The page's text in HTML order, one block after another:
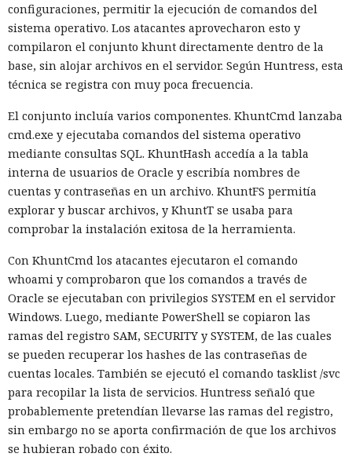
La mejora de rendimiento también afectó a la ejecución del
código. El paso a TypeScript versión 7, reescrito en Go, según
la estimación del equipo de Next.js acelera el
funcionamiento aproximadamente diez veces. En el
servidor, renunciar a la conversión de los web streams a
renderizado permite procesar un 22% más de solicitudes
sin cambiar el código de las aplicaciones.
Entre otras novedades figuran la unificación de la carga útil
para reducir el número de solicitudes de precarga, un
mejor caché de archivos estáticos, la herramienta de
depuración Instant Navigations, que muestra los
versiones para agentes de IA, límites propios de manejo de
errores y compatibilidad con importaciones de archivos tipo
Las conversaciones sobre la pérdida de popularidad de
Next.js en favor de los frameworks Remix, Astro y Gatsby
aún no se confirman en los datos: según el director general
de Vercel, Guillermo Rauch, este año el número de
descargas del framework superó los mil millones — casi el
doble del año pasado, que fue de alrededor de 520 millones.
configuraciones, permitir la ejecución de comandos del
sistema operativo. Los atacantes aprovecharon esto y
compilaron el conjunto khunt directamente dentro de la
base, sin alojar archivos en el servidor. Según Huntress, esta
técnica se registra con muy poca frecuencia.
El conjunto incluía varios componentes. KhuntCmd lanzaba
cmd.exe y ejecutaba comandos del sistema operativo
mediante consultas SQL. KhuntHash accedía a la tabla
interna de usuarios de Oracle y escribía nombres de
cuentas y contraseñas en un archivo. KhuntFS permitía
explorar y buscar archivos, y KhuntT se usaba para
comprobar la instalación exitosa de la herramienta.
Con KhuntCmd los atacantes ejecutaron el comando
whoami y comprobaron que los comandos a través de
Oracle se ejecutaban con privilegios SYSTEM en el servidor
Windows. Luego, mediante PowerShell se copiaron las
ramas del registro SAM, SECURITY y SYSTEM, de las cuales
se pueden recuperar los hashes de las contraseñas de
cuentas locales. También se ejecutó el comando tasklist /svc
para recopilar la lista de servicios. Huntress señaló que
probablemente pretendían llevarse las ramas del registro,
sin embargo no se aporta confirmación de que los archivos
se hubieran robado con éxito.